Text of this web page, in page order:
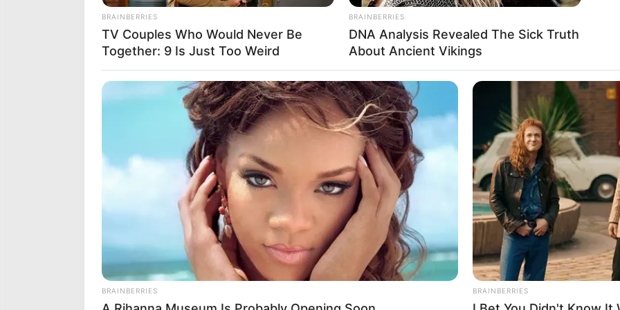
Les Meilleures cotes pour les plus grandes compétitions deFootball sont ici.
NUMEROS ASTRO QUINTE CHANCE DU JOUR
Spécial Tocard du PRIX ARIEL
Le spécial Tocard de meilleur pronostic est assurément un jeu spéculatif donc risqué…
16 JALIMEDE
Prono soft analyse logique du quinté du jour en 5 chevaux
14 JE REVE DU BOIS
9 JOOST D’OLERON
BRAINBERRIES
TV Couples Who Would Never Be
Together: 9 Is Just Too Weird
BRAINBERRIES
DNA Analysis Revealed The Sick Truth
About Ancient Vikings
BRAINBERRIES BRAINBERRIES